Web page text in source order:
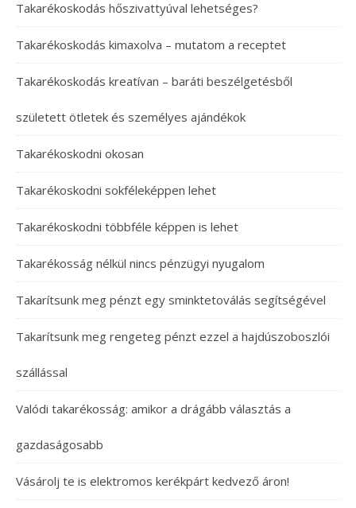
Takarékoskodás hőszivattyúval lehetséges?
Takarékoskodás kimaxolva – mutatom a receptet
Takarékoskodás kreatívan – baráti beszélgetésből
született ötletek és személyes ajándékok
Takarékoskodni okosan
Takarékoskodni sokféleképpen lehet
Takarékoskodni többféle képpen is lehet
Takarékosság nélkül nincs pénzügyi nyugalom
Takarítsunk meg pénzt egy sminktetoválás segítségével
Takarítsunk meg rengeteg pénzt ezzel a hajdúszoboszlói
szállással
Valódi takarékosság: amikor a drágább választás a
gazdaságosabb
Vásárolj te is elektromos kerékpárt kedvező áron!